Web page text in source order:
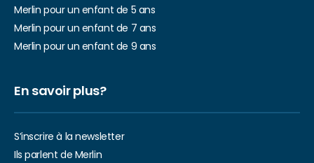
Merlin pour un enfant de 5 ans
Merlin pour un enfant de 7 ans
Merlin pour un enfant de 9 ans
En savoir plus?
S’inscrire à la newsletter
Ils parlent de Merlin